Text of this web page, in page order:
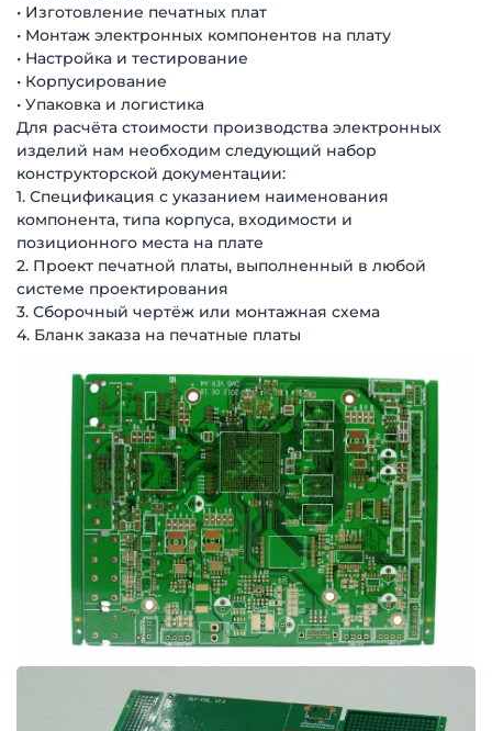
• Изготовление печатных плат
• Монтаж электронных компонентов на плату
• Настройка и тестирование
• Корпусирование
• Упаковка и логистика
Для расчёта стоимости производства электронных
изделий нам необходим следующий набор
конструкторской документации:
1. Спецификация с указанием наименования
компонента, типа корпуса, входимости и
позиционного места на плате
2. Проект печатной платы, выполненный в любой
системе проектирования
3. Сборочный чертёж или монтажная схема
4. Бланк заказа на печатные платы